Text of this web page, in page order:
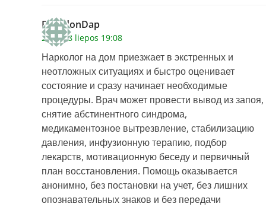
BrandonDap
2026 28 liepos 19:08
Нарколог на дом приезжает в экстренных и
неотложных ситуациях и быстро оценивает
состояние и сразу начинает необходимые
процедуры. Врач может провести вывод из запоя,
снятие абстинентного синдрома,
медикаментозное вытрезвление, стабилизацию
давления, инфузионную терапию, подбор
лекарств, мотивационную беседу и первичный
план восстановления. Помощь оказывается
анонимно, без постановки на учет, без лишних
опознавательных знаков и без передачи